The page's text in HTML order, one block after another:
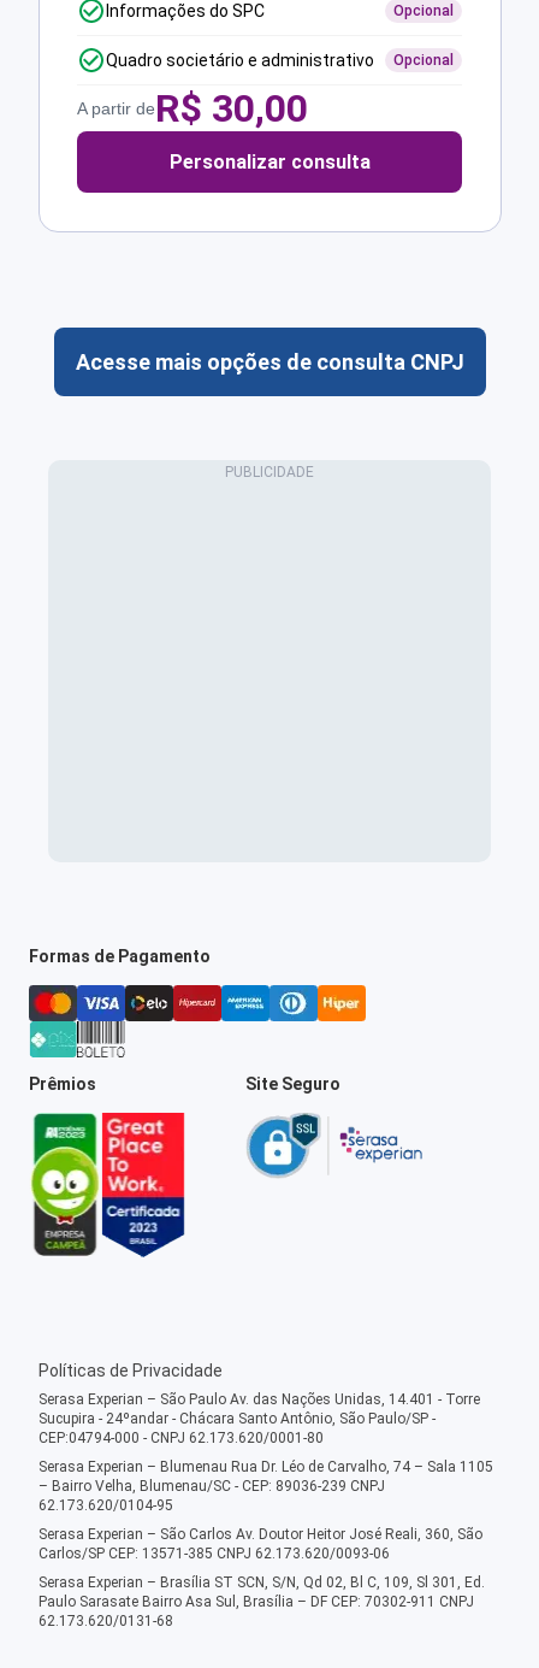
Informações do SPC Opcional
Quadro societário e administrativo Opcional
A partir deR$ 30,00
Personalizar consulta
Acesse mais opções de consulta CNPJ
Formas de Pagamento
Prêmios Site Seguro
Políticas de Privacidade
Serasa Experian – São Paulo Av. das Nações Unidas, 14.401 - Torre
Sucupira - 24ºandar - Chácara Santo Antônio, São Paulo/SP -
CEP:04794-000 - CNPJ 62.173.620/0001-80
Serasa Experian – Blumenau Rua Dr. Léo de Carvalho, 74 – Sala 1105
– Bairro Velha, Blumenau/SC - CEP: 89036-239 CNPJ
62.173.620/0104-95
Serasa Experian – São Carlos Av. Doutor Heitor José Reali, 360, São
Carlos/SP CEP: 13571-385 CNPJ 62.173.620/0093-06
Serasa Experian – Brasília ST SCN, S/N, Qd 02, Bl C, 109, Sl 301, Ed.
Paulo Sarasate Bairro Asa Sul, Brasília – DF CEP: 70302-911 CNPJ
62.173.620/0131-68